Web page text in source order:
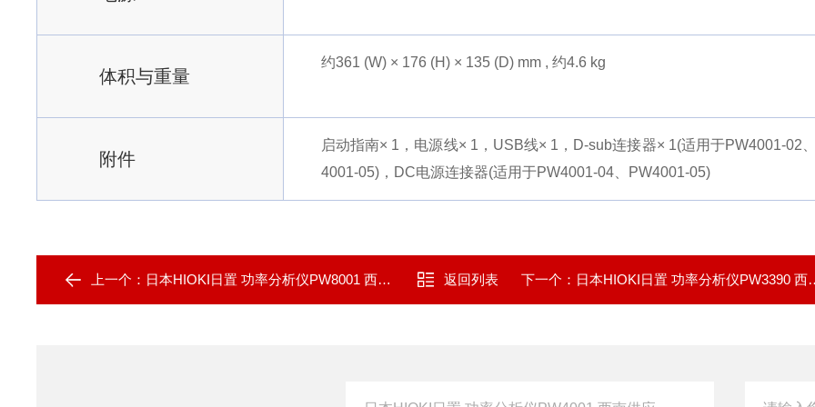
体积与重量
约361 (W) × 176 (H) × 135 (D) mm , 约4.6 kg
附件
启动指南× 1，电源线× 1，USB线× 1，D-sub连接器× 1(适用于PW4001-02
4001-05)，DC电源连接器(适用于PW4001-04、PW4001-05)
上一个： 日本HIOKI日置 功率分析仪PW8001 西南供应 返回列表 下一个： 日本HIOKI日置 功率分析仪PW3390 西南供应